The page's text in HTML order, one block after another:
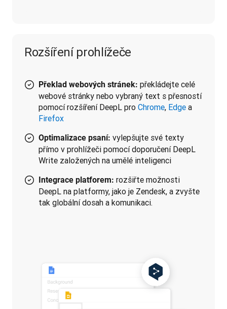
Rozšíření prohlížeče
Překlad webových stránek: překládejte celé
webové stránky nebo vybraný text s přesností
pomocí rozšíření DeepL pro Chrome, Edge a
Firefox
Optimalizace psaní: vylepšujte své texty
přímo v prohlížeči pomocí doporučení DeepL
Write založených na umělé inteligenci
Integrace platforem: rozšiřte možnosti
DeepL na platformy, jako je Zendesk, a zvyšte
tak globální dosah a komunikaci.